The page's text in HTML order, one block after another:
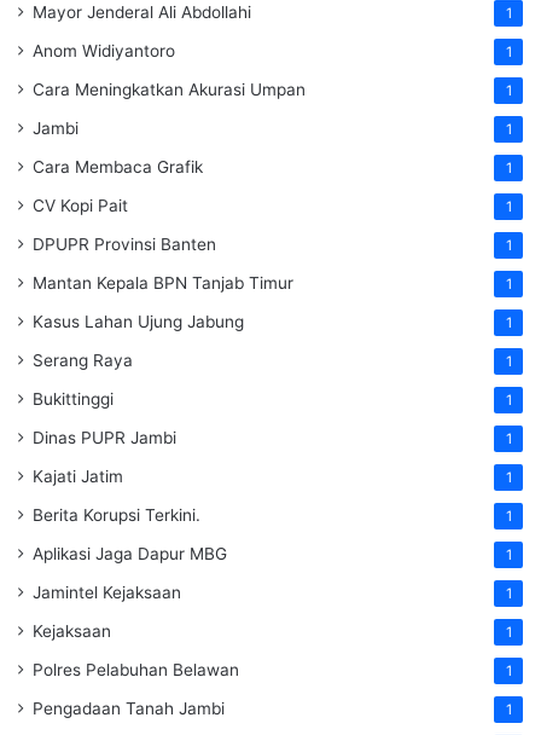
Mayor Jenderal Ali Abdollahi 1
Anom Widiyantoro 1
Cara Meningkatkan Akurasi Umpan 1
Jambi 1
Cara Membaca Grafik 1
CV Kopi Pait 1
DPUPR Provinsi Banten 1
Mantan Kepala BPN Tanjab Timur 1
Kasus Lahan Ujung Jabung 1
Serang Raya 1
Bukittinggi 1
Dinas PUPR Jambi 1
Kajati Jatim 1
Berita Korupsi Terkini. 1
Aplikasi Jaga Dapur MBG 1
Jamintel Kejaksaan 1
Kejaksaan 1
Polres Pelabuhan Belawan 1
Pengadaan Tanah Jambi 1